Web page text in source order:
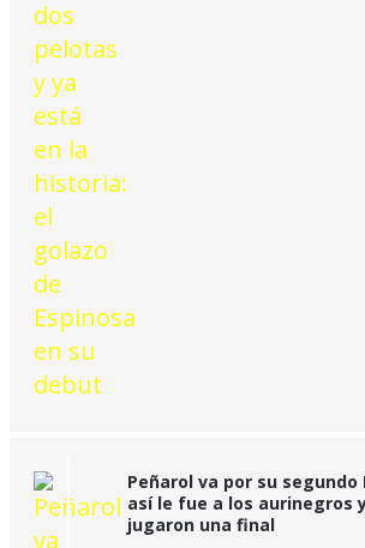
Peñarol va por su
así le fue a los aurinegros
jugaron una final